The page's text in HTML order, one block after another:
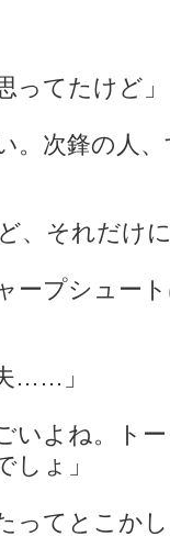
ってたけど」
。次鋒の人
、それだけ
ープシュー
……」
いよね。ト
しょ」
ってとこか